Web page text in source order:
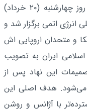
، روز چهارشنبه (۲۰ خرداد)
اتمی برگزار شد و
و متحدان اروپایی اش
ایران به تصویب
این نهاد پس از
سال ۲۰۲۵ محسوب می‌شود. هدف اصلی این
با آژانس و روشن